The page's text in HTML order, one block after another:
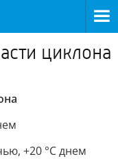
циклона
+20 °C днем